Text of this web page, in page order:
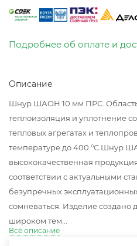
Подробнее об оплате и
Описание
Шнур ШАОН 10 мм ПРС.
теплоизоляция и уплотнение
тепловых агрегатах и
температуре до 400 °С.Шнур
высококачественная
соответствии с актуальными
безупречных
сомневаться. Изделие создано
широком тем...
Всё описание